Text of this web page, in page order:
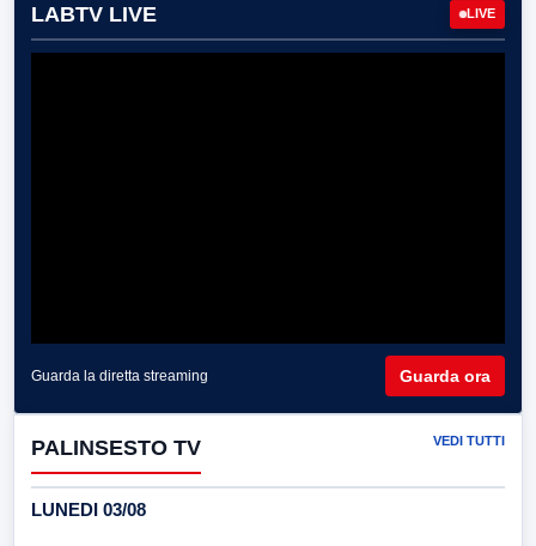
LABTV LIVE LIVE
Guarda la diretta streaming Guarda ora
PALINSESTO TV VEDI TUTTI
LUNEDI 03/08